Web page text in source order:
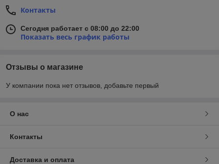
Контакты
Сегодня работает с 08:00 до 22:00
Показать весь график работы
Отзывы о магазине
У компании пока нет отзывов, добавьте первый
О нас
Контакты
Доставка и оплата